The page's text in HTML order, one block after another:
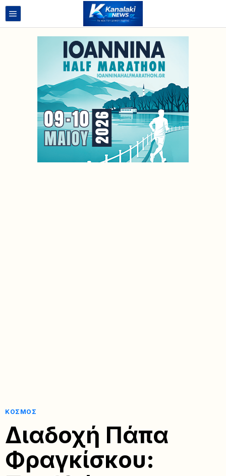
ΚΌΣΜΟΣ
Διαδοχή Πάπα
Φραγκίσκου: